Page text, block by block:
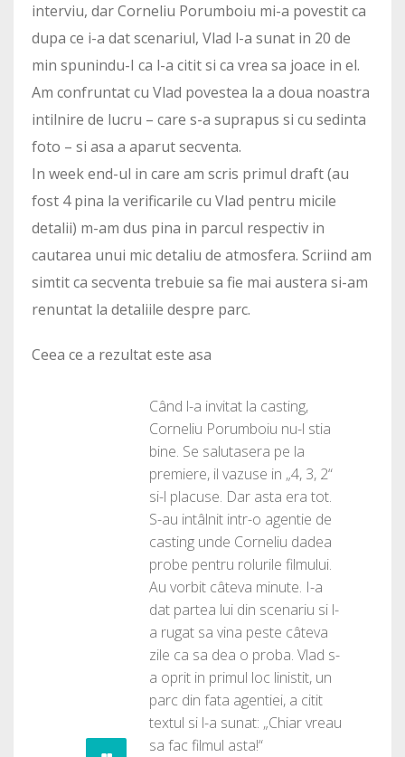
interviu, dar Corneliu Porumboiu mi-a povestit ca
dupa ce i-a dat scenariul, Vlad l-a sunat in 20 de
min spunindu-I ca l-a citit si ca vrea sa joace in el.
Am confruntat cu Vlad povestea la a doua noastra
intilnire de lucru – care s-a suprapus si cu sedinta
foto – si asa a aparut secventa.
In week end-ul in care am scris primul draft (au
fost 4 pina la verificarile cu Vlad pentru micile
detalii) m-am dus pina in parcul respectiv in
cautarea unui mic detaliu de atmosfera. Scriind am
simtit ca secventa trebuie sa fie mai austera si-am
renuntat la detaliile despre parc.
Ceea ce a rezultat este asa
Când l-a invitat la casting,
Corneliu Porumboiu nu-l stia
bine. Se salutasera pe la
premiere, il vazuse in „4, 3, 2“
si-l placuse. Dar asta era tot.
S-au intâlnit intr-o agentie de
casting unde Corneliu dadea
probe pentru rolurile filmului.
Au vorbit câteva minute. I-a
dat partea lui din scenariu si l-
a rugat sa vina peste câteva
zile ca sa dea o proba. Vlad s-
a oprit in primul loc linistit, un
parc din fata agentiei, a citit
textul si l-a sunat: „Chiar vreau
sa fac filmul asta!“